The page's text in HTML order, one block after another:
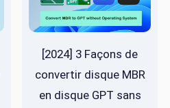
[2024] 3 Façons de
convertir disque MBR
en disque GPT sans